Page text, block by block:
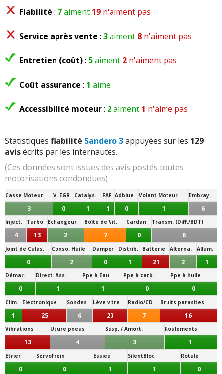
Fiabilité : 7aiment 19 n'aiment pas
Service après vente : 3aiment 8 n'aiment pas
Entretien (coût): 5aiment 2 n'aiment pas
Coût assurance : 1 aime
Accessibilité moteur: 2aiment 1 n'aime pas
Statistiques fiabilité Sandero 3appuyées sur les 129
avisécrits par les internautes.
(Ces données sont issues des avis postés toutes
motorisations condondues)
Casse Moteur V. EGR Catalys. FAP Adblue Volant Moteur Embray.
3 0 1 1 0 1 6
Inject. Turbo Echangeur Boîte de Vit. Cardan Transm. (Diff./BDT)
4 13 2 7 0 6
Joint de Culas. Conso. Huile Damper Distrib. Batterie Alterna. Allum.
0 2 0 1 21 2 1
Démar. Direct. Ass. Ppe à Eau Ppe à carb. Ppe à huile
0 1 1 0 0
Clim. Electronique Sondes Lève vitre Radio/CD Bruits parasites
1 25 6 20 7 16
Vibrations Usure pneus Susp. / Amort. Roulements
13 4 3 1
Etrier Servofrein Essieu SilentBloc Rotule
0 0 1 1 0